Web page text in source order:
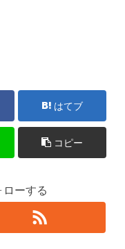
はてブ
コピー
ーする